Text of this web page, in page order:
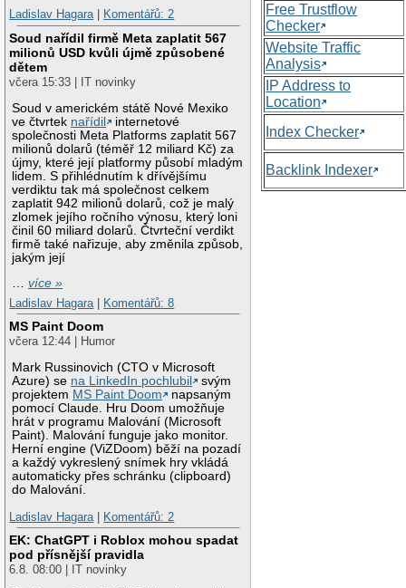
Ladislav Hagara| Komentářů: 2
Soud nařídil firmě Meta zaplatit 567
milionů USD kvůli újmě způsobené
dětem
včera 15:33 | IT novinky
Soud v americkém státě Nové Mexiko
ve čtvrtek nařídil
internetové
společnosti Meta Platforms zaplatit 567
milionů dolarů (téměř 12 miliard Kč) za
újmy, které její platformy působí mladým
lidem. S přihlédnutím k dřívějšímu
verdiktu tak má společnost celkem
zaplatit 942 milionů dolarů, což je malý
zlomek jejího ročního výnosu, který loni
činil 60 miliard dolarů. Čtvrteční verdikt
firmě také nařizuje, aby změnila způsob,
jakým její
…více »
Ladislav Hagara
Komentářů: 8
MS Paint Doom
včera 12:44 | Humor
Mark Russinovich (CTO v Microsoft
Azure) se na LinkedIn pochlubil
svým
projektem MS Paint Doom
napsaným
pomocí Claude. Hru Doom umožňuje
hrát v programu Malování (Microsoft
Paint). Malování funguje jako monitor.
Herní engine (ViZDoom) běží na pozadí
a každý vykreslený snímek hry vkládá
automaticky přes schránku (clipboard)
do Malování.
Ladislav Hagara
Komentářů: 2
EK: ChatGPT i Roblox mohou spadat
pod přísnější pravidla
6.8. 08:00 | IT novinky
Free Trustflow
Checker
Website Traffic
Analysis
IP Address to
Location
Index Checker
Backlink Indexer